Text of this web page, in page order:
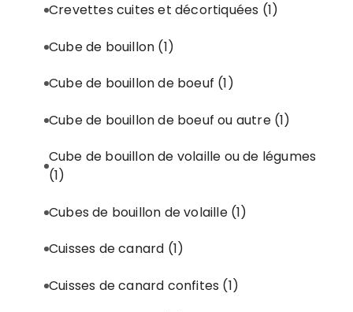
Crevettes cuites et décortiquées (1)
Cube de bouillon (1)
Cube de bouillon de boeuf (1)
Cube de bouillon de boeuf ou autre (1)
Cube de bouillon de volaille ou de légumes
(1)
Cubes de bouillon de volaille (1)
Cuisses de canard (1)
Cuisses de canard confites (1)